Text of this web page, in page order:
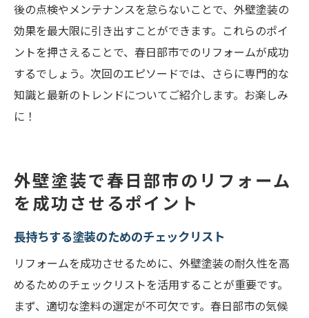
後の点検やメンテナンスを怠らないことで、外壁塗装の
効果を最大限に引き出すことができます。これらのポイ
ントを押さえることで、春日部市でのリフォームが成功
するでしょう。次回のエピソードでは、さらに専門的な
知識と最新のトレンドについてご紹介します。お楽しみ
に！
外壁塗装で春日部市のリフォーム
を成功させるポイント
長持ちする塗装のためのチェックリスト
リフォームを成功させるために、外壁塗装の耐久性を高
めるためのチェックリストを活用することが重要です。
まず、適切な塗料の選定が不可欠です。春日部市の気候